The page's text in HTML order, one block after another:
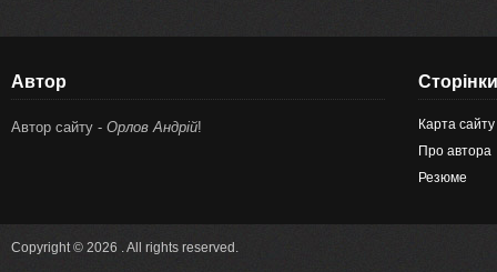
Автор
Автор сайту - Орлов Андрій!
Сторінки
Карта сайту
Про автора
Резюме
Copyright © 2026 . All rights reserved.